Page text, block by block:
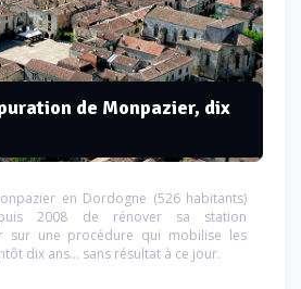
de Monpazier, dix
en Dordogne (526 habitants)
2008 de rénover sa station
sur une procédure qui mobilise les
dix ans… sans résultat à ce jour.